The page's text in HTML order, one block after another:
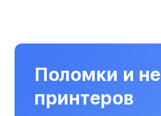
Оптические прицелы
Поломки и
принтеров